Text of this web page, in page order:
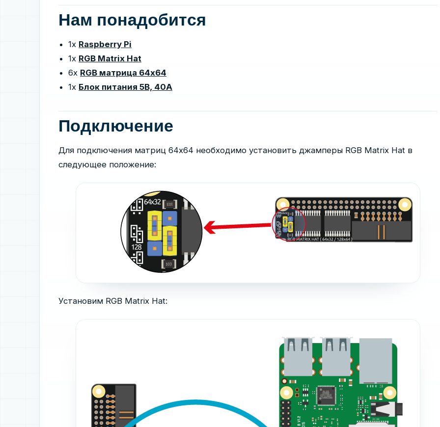
Нам понадобится
1x Raspberry Pi
1x RGB Matrix Hat
6x RGB матрица 64x64
1x Блок питания 5В, 40А
Подключение
Для подключения матриц 64x64 необходимо установить джамперы RGB Matrix Hat в
следующее положение:
Установим RGB Matrix Hat: